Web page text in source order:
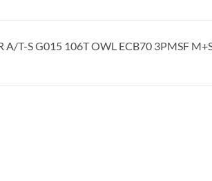
T-S G015 106T OWL ECB70 3PMSF